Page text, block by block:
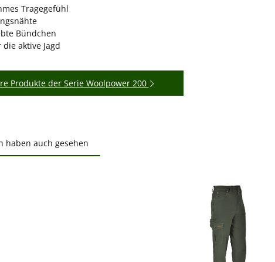
Tragegefühl
Bündchen
aktive Jagd
Produkte der Serie Woolpower 200
haben auch gesehen